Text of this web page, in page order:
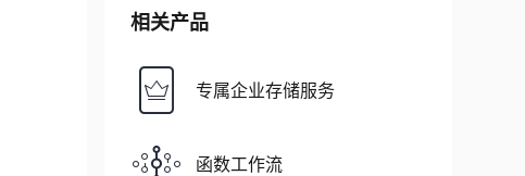
相关产品
专属企业存储服务
函数工作流